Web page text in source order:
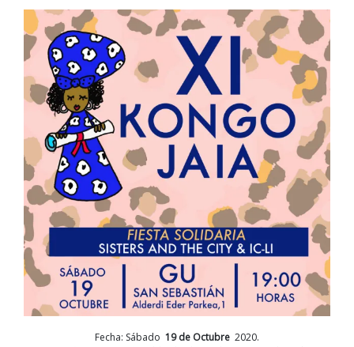
Fecha: Sábado 19 de Octubre 2020.